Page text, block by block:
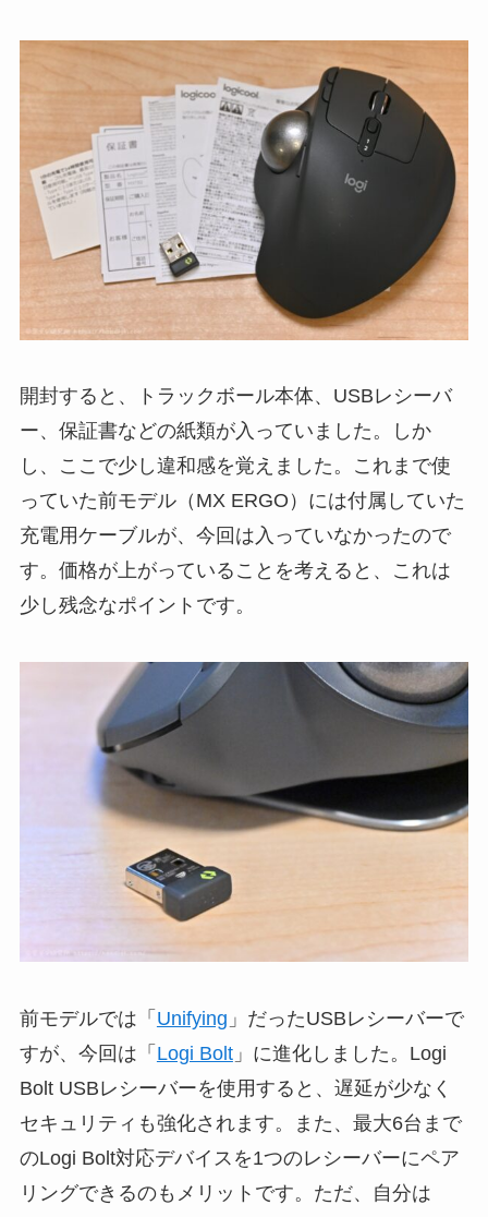
開封すると、トラックボール本体、USBレシーバ
ー、保証書などの紙類が入っていました。しか
し、ここで少し違和感を覚えました。これまで使
っていた前モデル（MX ERGO）には付属していた
充電用ケーブルが、今回は入っていなかったので
す。価格が上がっていることを考えると、これは
少し残念なポイントです。
前モデルでは「 Unifying 」だったUSBレシーバーで
すが、今回は「 Logi Bolt」に進化しました。Logi
Bolt USBレシーバーを使用すると、遅延が少なく
セキュリティも強化されます。また、最大6台まで
のLogi Bolt対応デバイスを1つのレシーバーにペア
リングできるのもメリットです。ただ、自分は